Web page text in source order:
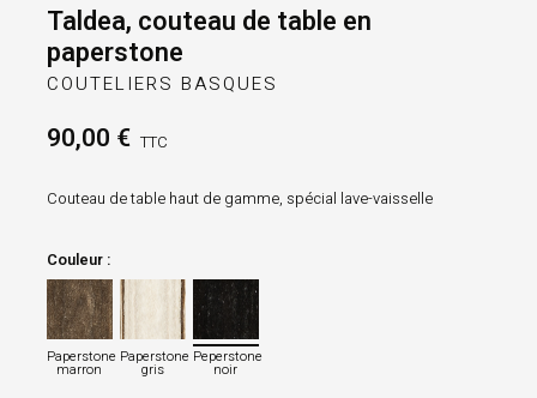
Taldea, couteau de table en
paperstone
COUTELIERS BASQUES
90,00 € TTC
Couteau de table haut de gamme, spécial lave-vaisselle
Couleur :
Paperstone marron
Paperstone
marron
Paperstone gris
Paperstone
gris
Peperstone noir
Peperstone
noir